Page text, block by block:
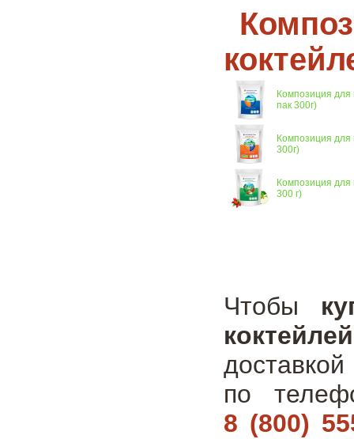
Композиция для
пак 300г)
Композиция для
300г)
Композиция для
300 г)
Чтобы
по
8 (800)